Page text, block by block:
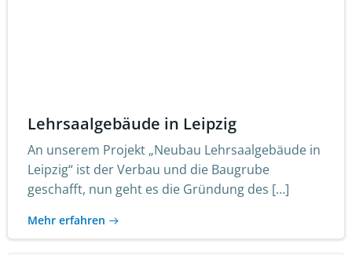
Lehrsaalgebäude in Leipzig
An unserem Projekt „Neubau Lehrsaalgebäude in
Leipzig“ ist der Verbau und die Baugrube
geschafft, nun geht es die Gründung des […]
Mehr erfahren